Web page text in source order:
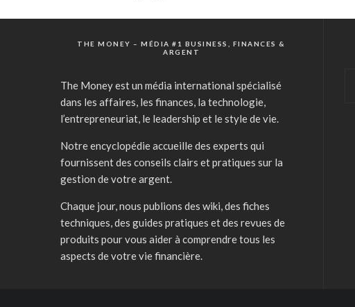
THE MONEY – MÉDIA #1 BUSINESS, FINANCES &
ARGENT
The Money est un média international spécialisé
dans les affaires, les finances, la technologie,
l’entrepreneuriat, le leadership et le style de vie.
Notre encyclopédie accueille des experts qui
fournissent des conseils clairs et pratiques sur la
gestion de votre argent.
Chaque jour, nous publions des wiki, des fiches
techniques, des guides pratiques et des revues de
produits pour vous aider à comprendre tous les
aspects de votre vie financière.